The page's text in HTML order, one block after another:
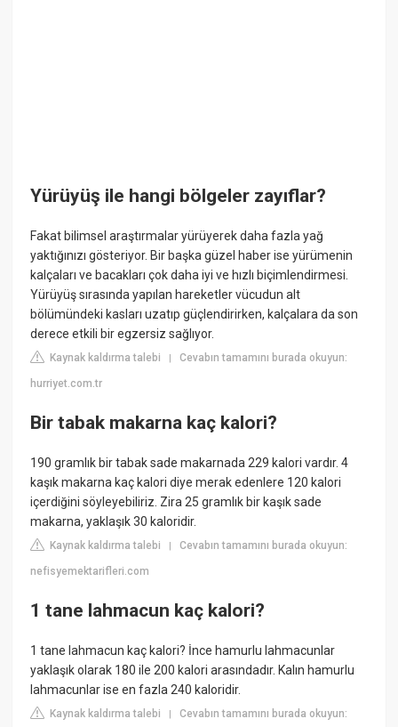
Yürüyüş ile hangi bölgeler zayıflar?
Fakat bilimsel araştırmalar yürüyerek daha fazla yağ
yaktığınızı gösteriyor. Bir başka güzel haber ise yürümenin
kalçaları ve bacakları çok daha iyi ve hızlı biçimlendirmesi.
Yürüyüş sırasında yapılan hareketler vücudun alt
bölümündeki kasları uzatıp güçlendirirken, kalçalara da son
derece etkili bir egzersiz sağlıyor.
Kaynak kaldırma talebi |Cevabın tamamını burada okuyun:
hurriyet.com.tr
Bir tabak makarna kaç kalori?
190 gramlık bir tabak sade makarnada 229 kalori vardır. 4
kaşık makarna kaç kalori diye merak edenlere 120 kalori
içerdiğini söyleyebiliriz. Zira 25 gramlık bir kaşık sade
makarna, yaklaşık 30 kaloridir.
Kaynak kaldırma talebi |Cevabın tamamını burada okuyun:
nefisyemektarifleri.com
1 tane lahmacun kaç kalori?
1 tane lahmacun kaç kalori? İnce hamurlu lahmacunlar
yaklaşık olarak 180 ile 200 kalori arasındadır. Kalın hamurlu
lahmacunlar ise en fazla 240 kaloridir.
Kaynak kaldırma talebi |Cevabın tamamını burada okuyun: